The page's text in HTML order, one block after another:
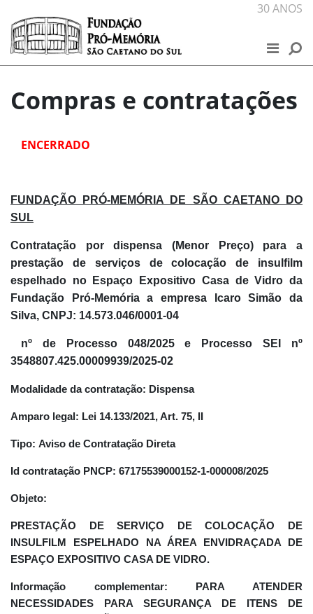
30 ANOS
Compras e contratações
ENCERRADO
FUNDAÇÃO PRÓ-MEMÓRIA DE SÃO CAETANO DO
SUL
Contratação por dispensa (Menor Preço) para a
prestação de serviços de colocação de insulfilm
espelhado no Espaço Expositivo Casa de Vidro da
Fundação Pró-Memória a empresa Icaro Simão da
Silva, CNPJ: 14.573.046/0001-04
nº de Processo 048/2025 e Processo SEI nº
3548807.425.00009939/2025-02
Modalidade da contratação: Dispensa
Amparo legal: Lei 14.133/2021, Art. 75, II
Tipo: Aviso de Contratação Direta
Id contratação PNCP: 67175539000152-1-000008/2025
Objeto:
PRESTAÇÃO DE SERVIÇO DE COLOCAÇÃO DE
INSULFILM ESPELHADO NA ÁREA ENVIDRAÇADA DE
ESPAÇO EXPOSITIVO CASA DE VIDRO.
Informação complementar:
PARA ATENDER
NECESSIDADES PARA SEGURANÇA DE ITENS DE
FUNDAÇÃO
NOTÍCIAS
EXPOSIÇÕES VIRTUAIS